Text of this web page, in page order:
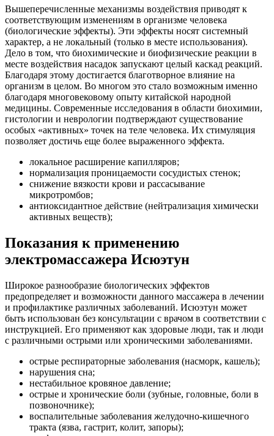
Вышеперечисленные механизмы воздействия приводят к
соответствующим изменениям в организме человека
(биологические эффекты). Эти эффекты носят системный
характер, а не локальный (только в месте использования).
Дело в том, что биохимические и биофизические реакции в
месте воздействия насадок запускают целый каскад реакций.
Благодаря этому достигается благотворное влияние на
организм в целом. Во многом это стало возможным именно
благодаря многовековому опыту китайской народной
медицины. Современные исследования в области биохимии,
гистологии и неврологии подтверждают существование
особых «активных» точек на теле человека. Их стимуляция
позволяет достичь еще более выраженного эффекта.
локальное расширение капилляров;
нормализация проницаемости сосудистых стенок;
снижение вязкости крови и рассасывание
микротромбов;
антиоксидантное действие (нейтрализация химически
активных веществ);
Показания к применению
электромассажера Исюэтун
Широкое разнообразие биологических эффектов
предопределяет и возможности данного массажера в лечении
и профилактике различных заболеваний. Исюэтун может
быть использован без консультации с врачом в соответствии с
инструкцией. Его применяют как здоровые люди, так и люди
с различными острыми или хроническими заболеваниями.
острые респираторные заболевания (насморк, кашель);
нарушения сна;
нестабильное кровяное давление;
острые и хронические боли (зубные, головные, боли в
позвоночнике);
воспалительные заболевания желудочно-кишечного
тракта (язва, гастрит, колит, запоры);